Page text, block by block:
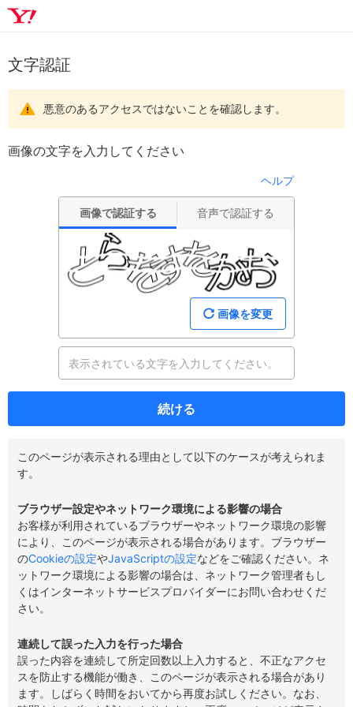
文字認証
悪意のあるアクセスではないことを確認します。
画像の文字を入力してください
ヘルプ
画像で認証する 音声で認証する
画像を変更
続ける
このページが表示される理由として以下のケースが考えられま
す。
ブラウザー設定やネットワーク環境による影響の場合
お客様が利用されているブラウザーやネットワーク環境の影響
により、このページが表示される場合があります。ブラウザー
のCookieの設定やJavaScriptの設定などをご確認ください。ネ
ットワーク環境による影響の場合は、ネットワーク管理者もし
くはインターネットサービスプロバイダーにお問い合わせくだ
さい。
連続して誤った入力を行った場合
誤った内容を連続して所定回数以上入力すると、不正なアクセ
スを防止する機能が働き、このページが表示される場合があり
ます。しばらく時間をおいてから再度お試しください。なお、